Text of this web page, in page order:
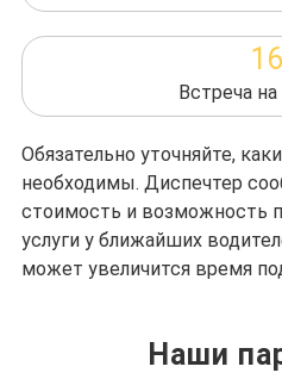
16
Встреча на
Обязательно уточняйте,
необходимы. Диспечтер
стоимость и возможность
услуги у ближайших
может увеличится время
Наши